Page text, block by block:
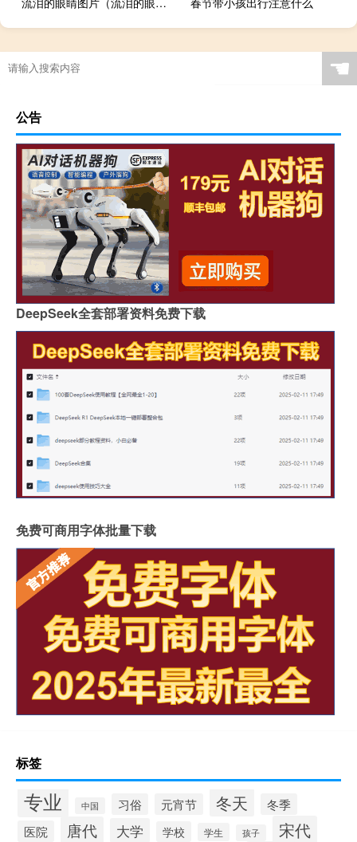
☚
公告
DeepSeek全套部署资料免费下载
免费可商用字体批量下载
标签
专业 中国 习俗 元宵节 冬天
冬季
医院
唐代 大学 学校 学生 孩子 宋代